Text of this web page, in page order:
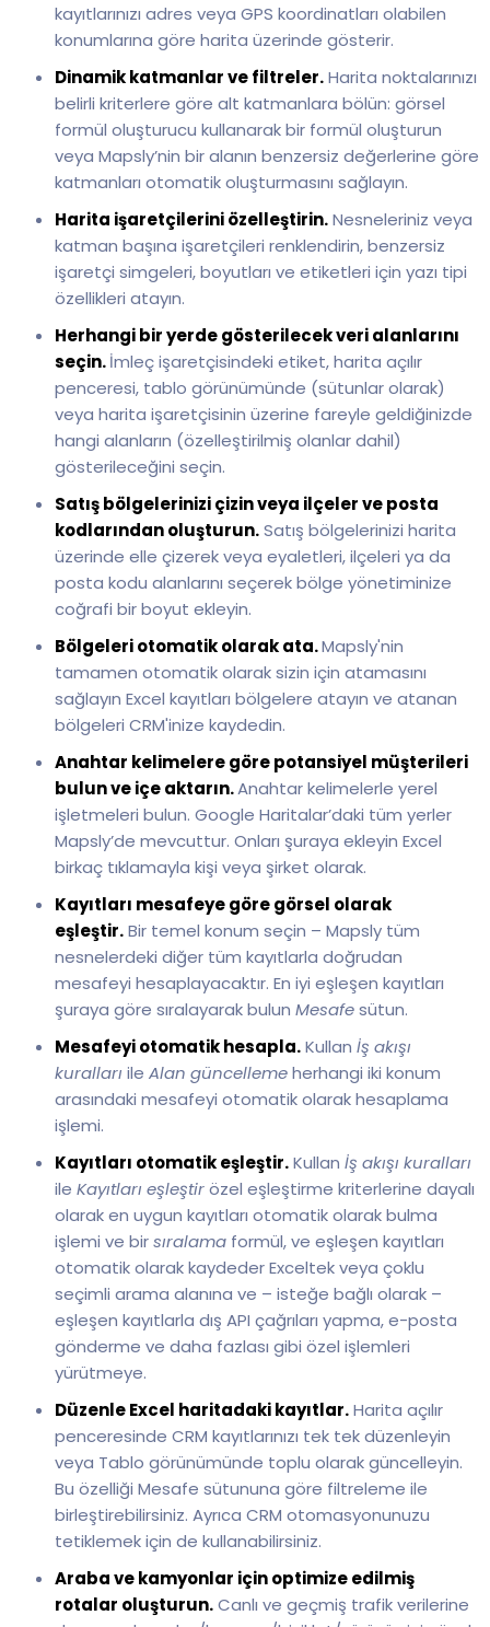
kayıtlarınızı adres veya GPS koordinatları olabilen
konumlarına göre harita üzerinde gösterir.
Dinamik katmanlar ve filtreler.Harita noktalarınızı
belirli kriterlere göre alt katmanlara bölün: görsel
formül oluşturucu kullanarak bir formül oluşturun
veya Mapsly’nin bir alanın benzersiz değerlerine göre
katmanları otomatik oluşturmasını sağlayın.
Harita işaretçilerini özelleştirin.Nesneleriniz veya
katman başına işaretçileri renklendirin, benzersiz
işaretçi simgeleri, boyutları ve etiketleri için yazı tipi
özellikleri atayın.
Herhangi bir yerde gösterilecek veri alanlarını
seçin.İmleç işaretçisindeki etiket, harita açılır
penceresi, tablo görünümünde (sütunlar olarak)
veya harita işaretçisinin üzerine fareyle geldiğinizde
hangi alanların (özelleştirilmiş olanlar dahil)
gösterileceğini seçin.
Satış bölgelerinizi çizin veya ilçeler ve posta
kodlarından oluşturun.Satış bölgelerinizi harita
üzerinde elle çizerek veya eyaletleri, ilçeleri ya da
posta kodu alanlarını seçerek bölge yönetiminize
coğrafi bir boyut ekleyin.
Bölgeleri otomatik olarak ata.Mapsly'nin
tamamen otomatik olarak sizin için atamasını
sağlayın Excel kayıtları bölgelere atayın ve atanan
bölgeleri CRM'inize kaydedin.
Anahtar kelimelere göre potansiyel müşterileri
bulun ve içe aktarın.Anahtar kelimelerle yerel
işletmeleri bulun. Google Haritalar’daki tüm yerler
Mapsly’de mevcuttur. Onları şuraya ekleyin Excel
birkaç tıklamayla kişi veya şirket olarak.
Kayıtları mesafeye göre görsel olarak
eşleştir.Bir temel konum seçin – Mapsly tüm
nesnelerdeki diğer tüm kayıtlarla doğrudan
mesafeyi hesaplayacaktır. En iyi eşleşen kayıtları
şuraya göre sıralayarak bulun Mesafesütun.
Mesafeyi otomatik hesapla.Kullan İş akışı
kuralları ile Alan güncellemeherhangi iki konum
arasındaki mesafeyi otomatik olarak hesaplama
işlemi.
Kayıtları otomatik eşleştir.Kullan İş akışı kuralları
ile Kayıtları eşleştirözel eşleştirme kriterlerine dayalı
olarak en uygun kayıtları otomatik olarak bulma
işlemi ve birsıralama formül, ve eşleşen kayıtları
otomatik olarak kaydeder Exceltek veya çoklu
seçimli arama alanına ve – isteğe bağlı olarak –
eşleşen kayıtlarla dış API çağrıları yapma, e-posta
gönderme ve daha fazlası gibi özel işlemleri
yürütmeye.
Düzenle Excel haritadaki kayıtlar.Harita açılır
penceresinde CRM kayıtlarınızı tek tek düzenleyin
veya Tablo görünümünde toplu olarak güncelleyin.
Bu özelliği Mesafe sütununa göre filtreleme ile
birleştirebilirsiniz. Ayrıca CRM otomasyonunuzu
tetiklemek için de kullanabilirsiniz.
Araba ve kamyonlar için optimize edilmiş
rotalar oluşturun.Canlı ve geçmiş trafik verilerine